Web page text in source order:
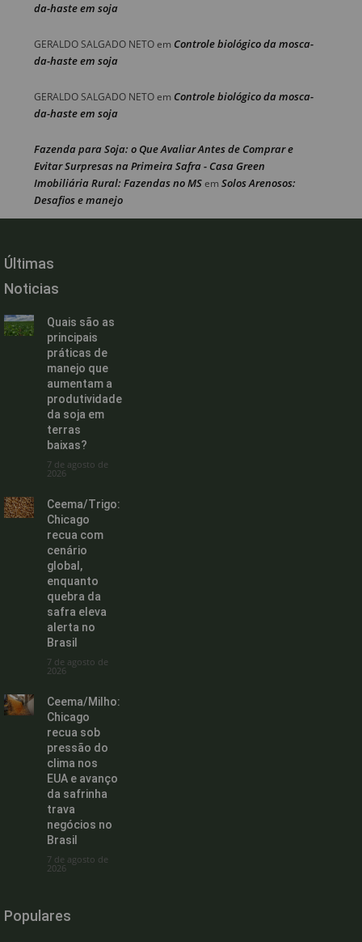
da-haste em soja
GERALDO SALGADO NETOem Controle biológico da mosca-
da-haste em soja
GERALDO SALGADO NETOem Controle biológico da mosca-
da-haste em soja
Fazenda para Soja: o Que Avaliar Antes de Comprar e
Evitar Surpresas na Primeira Safra - Casa Green
Imobiliária Rural: Fazendas no MSem Solos Arenosos:
Desafios e manejo
Últimas
Noticias
Quais são as
principais
práticas de
manejo que
aumentam a
produtividade
da soja em
terras
baixas?
7 de agosto de
2026
Ceema/Trigo:
Chicago
recua com
cenário
global,
enquanto
quebra da
safra eleva
alerta no
Brasil
7 de agosto de
2026
Ceema/Milho:
Chicago
recua sob
pressão do
clima nos
EUA e avanço
da safrinha
trava
negócios no
Brasil
7 de agosto de
2026
Populares